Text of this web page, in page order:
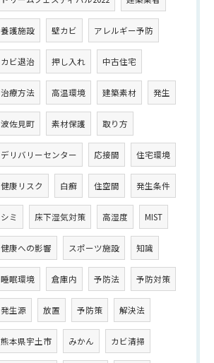
養護施設 壁カビ アレルギー予防
カビ退治 押し入れ 中古住宅
治療方法 高温環境 建築素材 発生
波佐見町 素材保護 取り方
デリバリーセンター 応接間 住宅環境
健康リスク 白癬 住空間 発生条件
シミ 床下湿気対策 高湿度 MIST
健康への影響 スポーツ施設 知識
睡眠環境 倉庫内 予防法 予防対策
発生源 放置 予防策 解決法
熊本県宇土市 みかん カビ清掃